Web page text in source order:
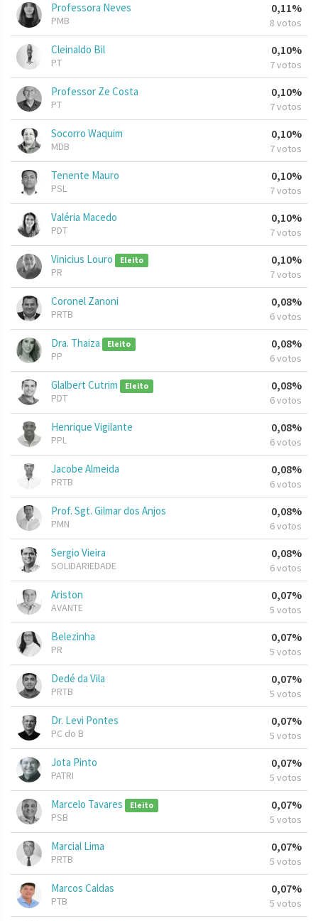
Professora Neves
PMB
0,11%
8 votos
Cleinaldo Bil
PT
0,10%
7 votos
Professor Ze Costa
PT
0,10%
7 votos
Socorro Waquim
MDB
0,10%
7 votos
Tenente Mauro
PSL
0,10%
7 votos
Valéria Macedo
PDT
0,10%
7 votos
Vinicius Louro Eleito
PR
0,10%
7 votos
Coronel Zanoni
PRTB
0,08%
6 votos
Dra. Thaiza Eleito
PP
0,08%
6 votos
Glalbert Cutrim Eleito
PDT
0,08%
6 votos
Henrique Vigilante
PPL
0,08%
6 votos
Jacobe Almeida
PRTB
0,08%
6 votos
Prof. Sgt. Gilmar dos Anjos
PMN
0,08%
6 votos
Sergio Vieira
SOLIDARIEDADE
0,08%
6 votos
Ariston
AVANTE
0,07%
5 votos
Belezinha
PR
0,07%
5 votos
Dedé da Vila
PRTB
0,07%
5 votos
Dr. Levi Pontes
PC do B
0,07%
5 votos
Jota Pinto
PATRI
0,07%
5 votos
Marcelo Tavares Eleito
PSB
0,07%
5 votos
Marcial Lima
PRTB
0,07%
5 votos
Marcos Caldas
PTB
0,07%
5 votos